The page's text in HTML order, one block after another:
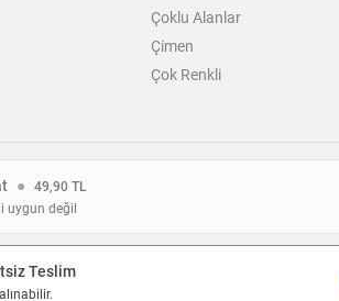
Çoklu Alanlar
Çimen
Çok Renkli
●
49,90 TL
uygun değil
Teslim